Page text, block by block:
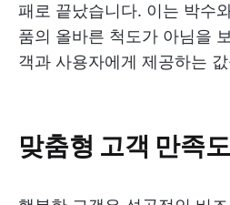
패로 끝났습니다. 이는 박수
품의 올바른 척도가 아님을
객과 사용자에게 제공하는
맞춤형 고객 만족